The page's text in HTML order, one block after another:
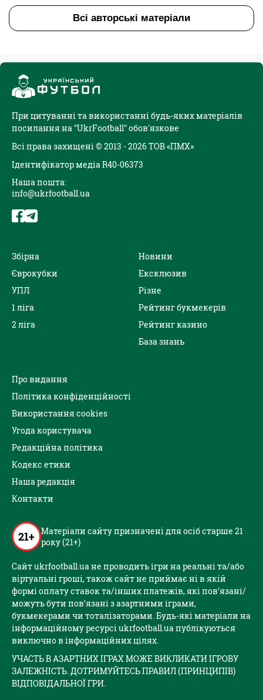
Всі авторські матеріали
При цитуванні та використанні будь-яких матеріалів
посилання на "UkrFootball" обов'язкове
Всі права захищені © 2013 - 2026 ТОВ «ПМХ»
Ідентифікатор медіа R40-06373
Наша пошта:
info@ukrfootball.ua
Збірна
Єврокубки
УПЛ
1 ліга
2 ліга
Новини
Ексклюзив
Різне
Рейтинг букмекерів
Рейтинг казино
База знань
Про видання
Політика конфіденційності
Використання cookies
Угода користувача
Редакційна політика
Кодекс етики
Наша редакція
Контакти
21+ Матеріали сайту призначені для осіб старше 21
року (21+)
Сайт ukrfootball.ua не проводить ігри на реальні та/або
віртуальні гроші, також сайт не приймає ні в якій
формі оплату ставок та/інших платежів, які пов’язані/
можуть бути пов’язані з азартними іграми,
букмекерами чи тоталізаторами. Будь-які матеріали на
інформаційному ресурсі ukrfootball.ua публікуються
виключно в інформаційних цілях.
УЧАСТЬ В АЗАРТНИХ ІГРАХ МОЖЕ ВИКЛИКАТИ ІГРОВУ
ЗАЛЕЖНІСТЬ. ДОТРИМУЙТЕСЬ ПРАВИЛ (ПРИНЦИПІВ)
ВІДПОВІДАЛЬНОЇ ГРИ.